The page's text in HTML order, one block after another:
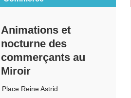
Animations et
nocturne des
commerçants au
Miroir
Place Reine Astrid